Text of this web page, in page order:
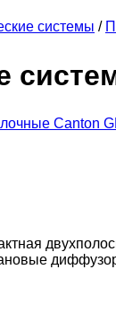
системы /